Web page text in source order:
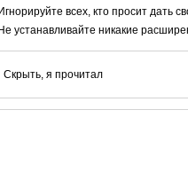
Игнорируйте всех, кто просит дать
Не устанавливайте никакие
Скрыть, я прочитал